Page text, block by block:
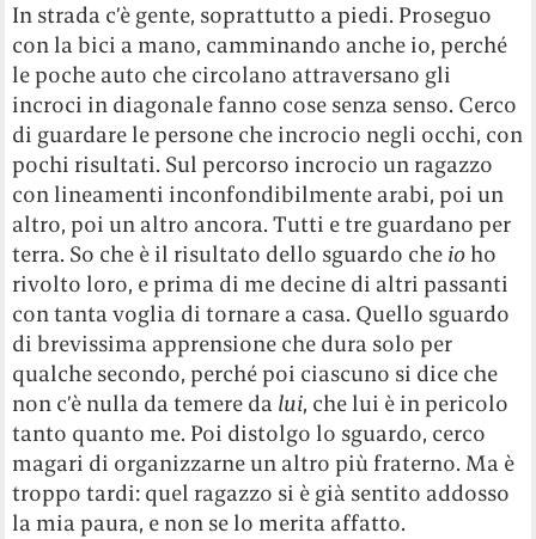
In strada c’è gente, soprattutto a piedi. Proseguo
con la bici a mano, camminando anche io, perché
le poche auto che circolano attraversano gli
incroci in diagonale fanno cose senza senso. Cerco
di guardare le persone che incrocio negli occhi, con
pochi risultati. Sul percorso incrocio un ragazzo
con lineamenti inconfondibilmente arabi, poi un
altro, poi un altro ancora. Tutti e tre guardano per
terra. So che è il risultato dello sguardo che io ho
rivolto loro, e prima di me decine di altri passanti
con tanta voglia di tornare a casa. Quello sguardo
di brevissima apprensione che dura solo per
qualche secondo, perché poi ciascuno si dice che
non c’è nulla da temere da lui, che lui è in pericolo
tanto quanto me. Poi distolgo lo sguardo, cerco
magari di organizzarne un altro più fraterno. Ma è
troppo tardi: quel ragazzo si è già sentito addosso
la mia paura, e non se lo merita affatto.